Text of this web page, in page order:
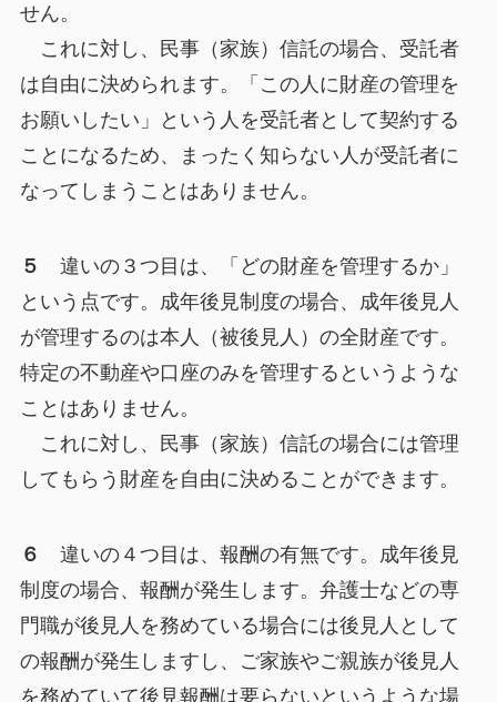
せん。
これに対し、民事（家族）信託の場合、受託者
は自由に決められます。「この人に財産の管理を
お願いしたい」という人を受託者として契約する
ことになるため、まったく知らない人が受託者に
なってしまうことはありません。
５
違いの３つ目は、「どの財産を管理するか」
という点です。成年後見制度の場合、成年後見人
が管理するのは本人（被後見人）の全財産です。
特定の不動産や口座のみを管理するというような
ことはありません。
これに対し、民事（家族）信託の場合には管理
してもらう財産を自由に決めることができます。
６
違いの４つ目は、報酬の有無です。成年後見
制度の場合、報酬が発生します。弁護士などの専
門職が後見人を務めている場合には後見人として
の報酬が発生しますし、ご家族やご親族が後見人
を務めていて後見報酬は要らないというような場